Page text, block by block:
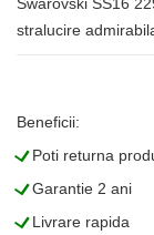
stralucire
Beneficii:
LPoti returna
LGarantie 2 ani
LLivrare rapida